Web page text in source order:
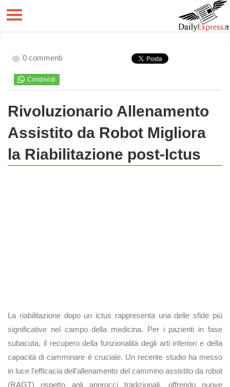
0 commenti
Rivoluzionario Allenamento
Assistito da Robot Migliora
la Riabilitazione post-Ictus
La riabilitazione dopo un ictus rappresenta una delle sfide più
significative nel campo della medicina. Per i pazienti in fase
subacuta, il recupero della funzionalità degli arti inferiori e della
capacità di camminare è cruciale. Un recente studio ha messo
in luce l'efficacia dell'allenamento del cammino assistito da robot
(RAGT) rispetto agli approcci tradizionali, offrendo nuove